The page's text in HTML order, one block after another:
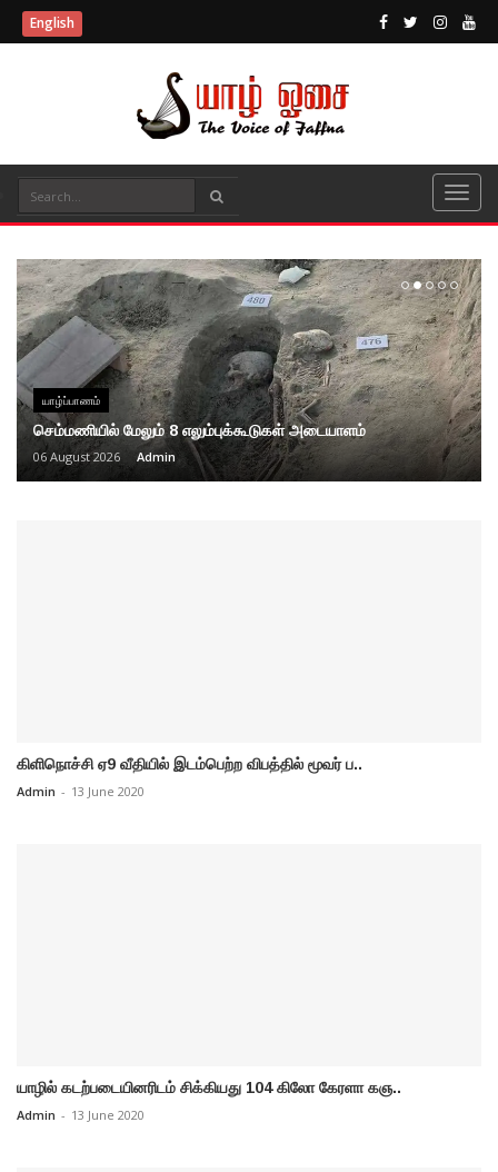
English
யாழ்ப்பாணம்
செம்மணியில் மேலும் 8 எலும்புக்கூடுகள் அடையாளம்
06 August 2026 Admin
கிளிநொச்சி ஏ9 வீதியில் இடம்பெற்ற விபத்தில் மூவர் ப..
Admin - 13 June 2020
யாழில் கடற்படையினரிடம் சிக்கியது 104 கிலோ கேரளா கஞ..
Admin - 13 June 2020